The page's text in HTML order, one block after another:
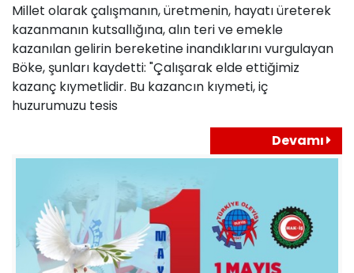
Millet olarak çalışmanın, üretmenin, hayatı üreterek
kazanmanın kutsallığına, alın teri ve emekle
kazanılan gelirin bereketine inandıklarını vurgulayan
Böke, şunları kaydetti: "Çalışarak elde ettiğimiz
kazanç kıymetlidir. Bu kazancın kıymeti, iç
huzurumuzu tesis
Devamı